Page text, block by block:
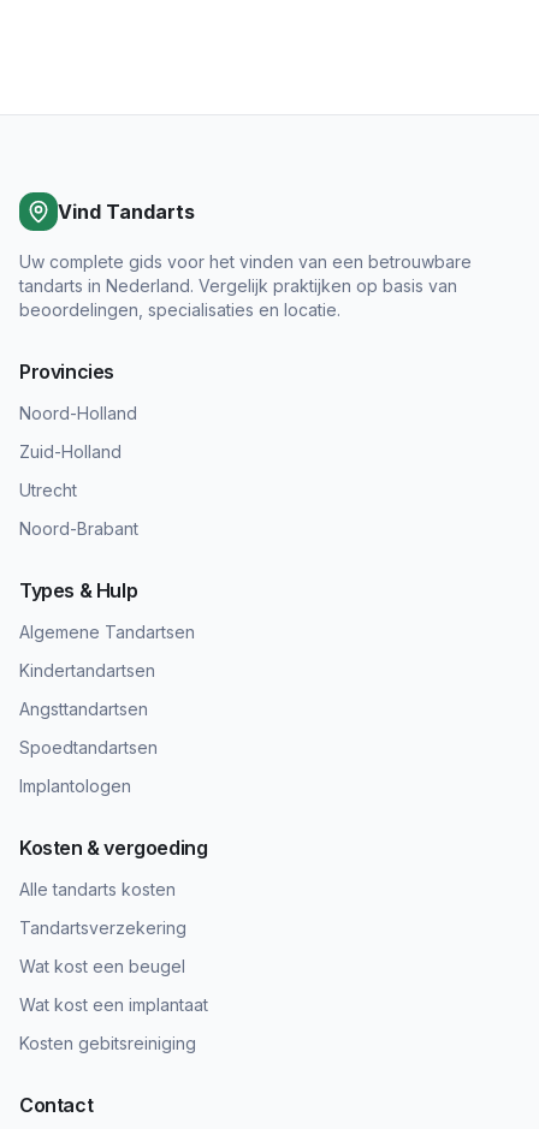
Vind Tandarts
Uw complete gids voor het vinden van een betrouwbare
tandarts in Nederland. Vergelijk praktijken op basis van
beoordelingen, specialisaties en locatie.
Provincies
Noord-Holland
Zuid-Holland
Utrecht
Noord-Brabant
Types & Hulp
Algemene Tandartsen
Kindertandartsen
Angsttandartsen
Spoedtandartsen
Implantologen
Kosten & vergoeding
Alle tandarts kosten
Tandartsverzekering
Wat kost een beugel
Wat kost een implantaat
Kosten gebitsreiniging
Contact